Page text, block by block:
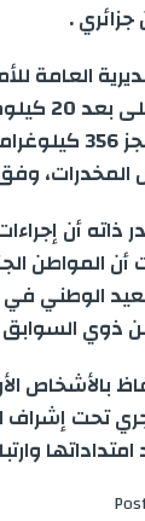
.
العامة
المنجزة عن
ذاته أن
المواطن
الوطني في
ذوي
بالأشخاص
تحت